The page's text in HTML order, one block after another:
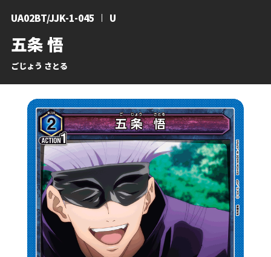
五条 悟
ごじょう さとる
UA02BT/JJK-1-045 U